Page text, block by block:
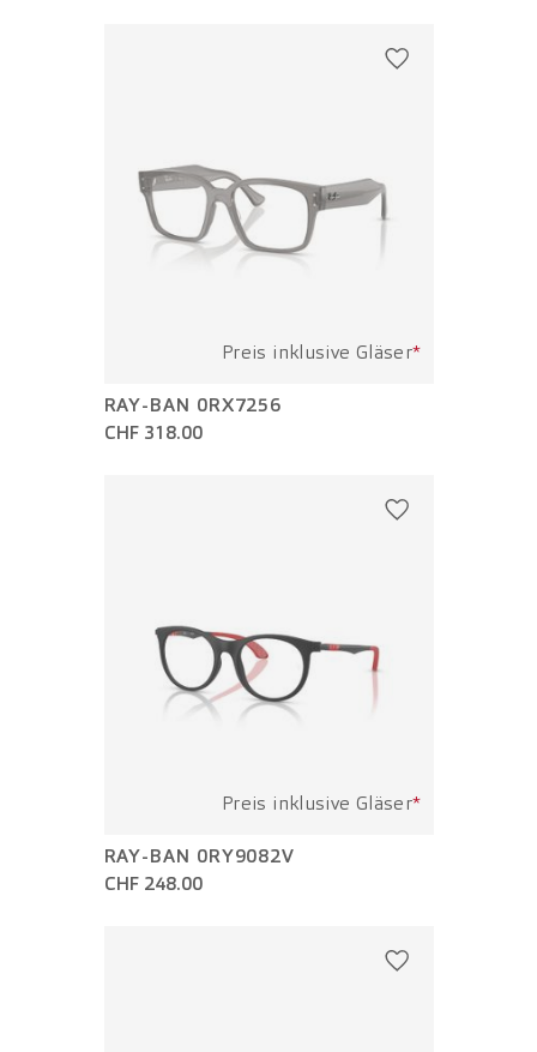
Preis inklusive Gläser*
RAY-BAN 0RX7256
CHF 318.00
Preis inklusive Gläser*
RAY-BAN 0RY9082V
CHF 248.00